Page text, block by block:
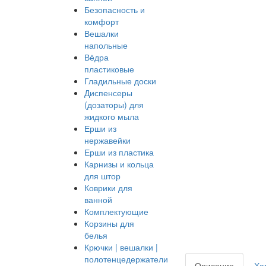
Безопасность и
комфорт
Вешалки
напольные
Вёдра
пластиковые
Гладильные доски
Диспенсеры
(дозаторы) для
жидкого мыла
Ерши из
нержавейки
Ерши из пластика
Карнизы и кольца
для штор
Коврики для
ванной
Комплектующие
Корзины для
белья
Крючки | вешалки |
полотенцедержатели